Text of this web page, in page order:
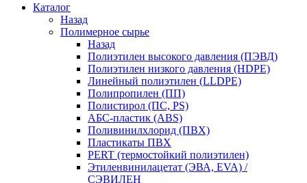
Каталог
Назад
Полимерное сырье
Назад
Полиэтилен высокого давления (ПЭВД)
Полиэтилен низкого давления (HDPE)
Линейный полиэтилен (LLDPE)
Полипропилен (ПП)
Полистирол (ПС, PS)
АБС-пластик (ABS)
Поливинилхлорид (ПВХ)
Пластикаты ПВХ
PERT (термостойкий полиэтилен)
Этиленвинилацетат (ЭВА, EVA) /
СЭВИЛЕН